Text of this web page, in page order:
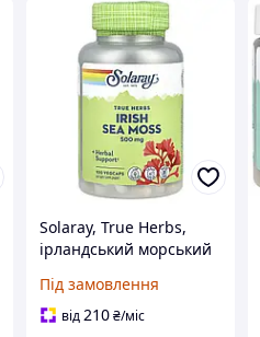
Solaray, True Herbs,
ірландський морський
VegCap
Під замовлення
від210₴/міс